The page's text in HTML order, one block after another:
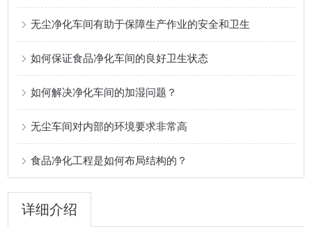
无尘净化车间有助于保障生产作业的安全和卫生
如何保证食品净化车间的良好卫生状态
如何解决净化车间的加湿问题？
无尘车间对内部的环境要求非常高
食品净化工程是如何布局结构的？
详细介绍